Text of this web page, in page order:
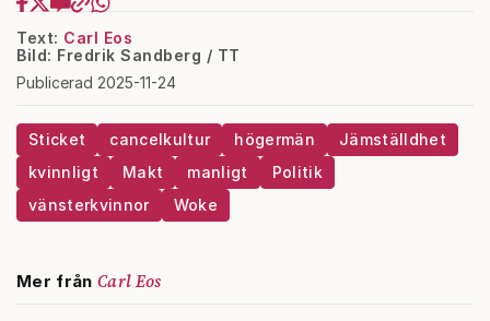
Text: Carl Eos
Bild: Fredrik Sandberg / TT
Publicerad 2025-11-24
Sticket cancelkultur högermän
Jämställdhet
kvinnligt
Makt manligt
Politik
vänsterkvinnor
Woke
Mer från Carl Eos